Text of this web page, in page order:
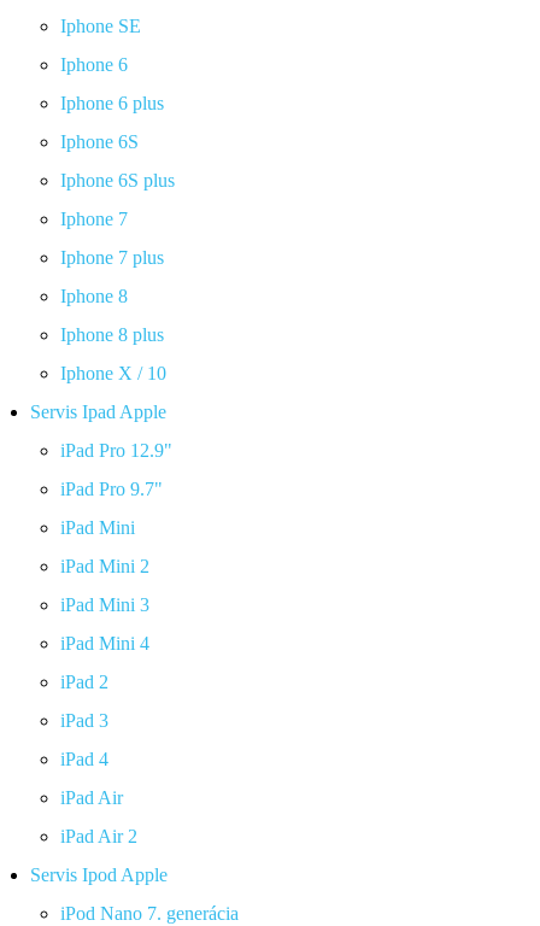
Iphone SE
Iphone 6
Iphone 6 plus
Iphone 6S
Iphone 6S plus
Iphone 7
Iphone 7 plus
Iphone 8
Iphone 8 plus
Iphone X / 10
Servis Ipad Apple
iPad Pro 12.9"
iPad Pro 9.7"
iPad Mini
iPad Mini 2
iPad Mini 3
iPad Mini 4
iPad 2
iPad 3
iPad 4
iPad Air
iPad Air 2
Servis Ipod Apple
iPod Nano 7. generácia